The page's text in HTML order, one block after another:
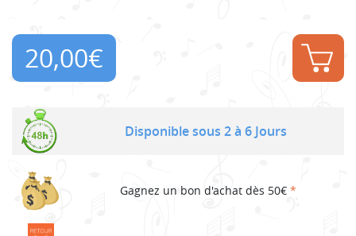
20,00€
Disponible sous 2 à 6 Jours
Gagnez un bon d'achat dès 50€ *